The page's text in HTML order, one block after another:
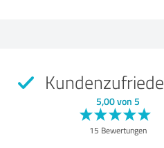
5,00 von 5
15 Bewertungen